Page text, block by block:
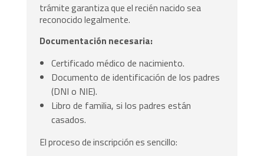
trámite garantiza que el recién nacido sea
reconocido legalmente.
Documentación necesaria:
Certificado médico de nacimiento.
Documento de identificación de los padres
(DNI o NIE).
Libro de familia, si los padres están
casados.
El proceso de inscripción es sencillo: